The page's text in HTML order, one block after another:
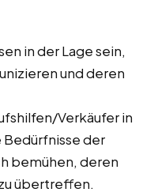
in der Lage sein,
und deren
Verkäufer in
Bedürfnisse der
bemühen, deren
übertreffen.